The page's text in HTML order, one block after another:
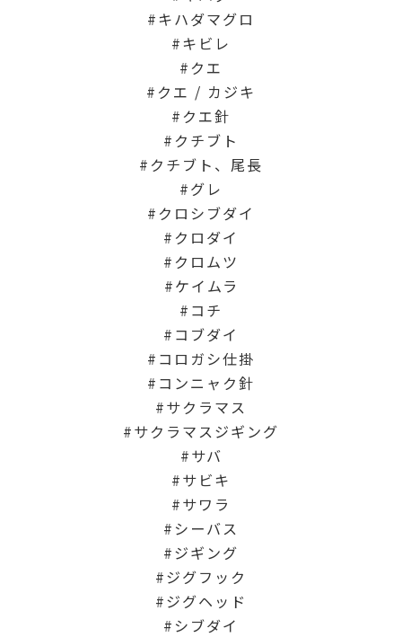
キハダマグロ
キビレ
クエ
クエ / カジキ
クエ針
クチブト
クチブト、尾長
グレ
クロシブダイ
クロダイ
クロムツ
ケイムラ
コチ
コブダイ
コロガシ仕掛
コンニャク針
サクラマス
サクラマスジギング
サバ
サビキ
サワラ
シーバス
ジギング
ジグフック
ジグヘッド
シブダイ